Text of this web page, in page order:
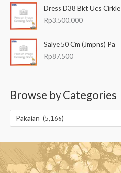
Dress D38 Bkt Ucs Cirkle
Rp3.500.000
Salye 50 Cm (Jmpns) Pa
Rp87.500
Browse by Categories
Pakaian (5,166)